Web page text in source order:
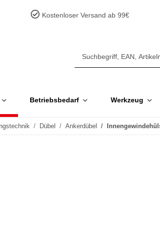
Kostenloser Versand ab 99€
Betriebsbedarf Werkzeug
Dübel Ankerdübel